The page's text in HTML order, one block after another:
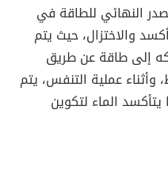
النهائي للطاقة في
والاختزال، حيث يتم
إلى طاقة عن طريق
وأثناء عملية التنفس، يتم
يتأكسد الماء لتكوين